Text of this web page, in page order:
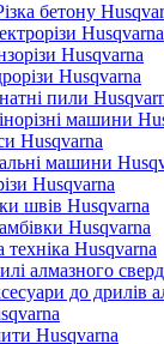
бетону
Husqvarna
Husqvarna
Husqvarna
пили
машини
Husqvarna
машини
Husqvarna
швів Husqvarna
Husqvarna
техніка Husqvarna
алмазного
до дрилів
Husqvarna